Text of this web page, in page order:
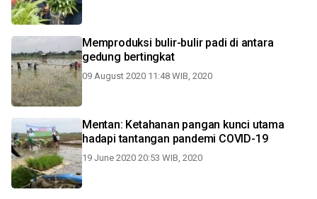
Memproduksi bulir-bulir padi di antara
gedung bertingkat
09 August 2020 11:48 WIB, 2020
Mentan: Ketahanan pangan kunci utama
hadapi tantangan pandemi COVID-19
19 June 2020 20:53 WIB, 2020